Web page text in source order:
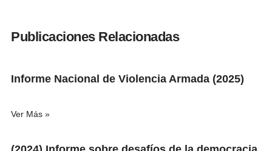
Publicaciones Relacionadas
Informe Nacional de Violencia Armada (2025)
Ver Más »